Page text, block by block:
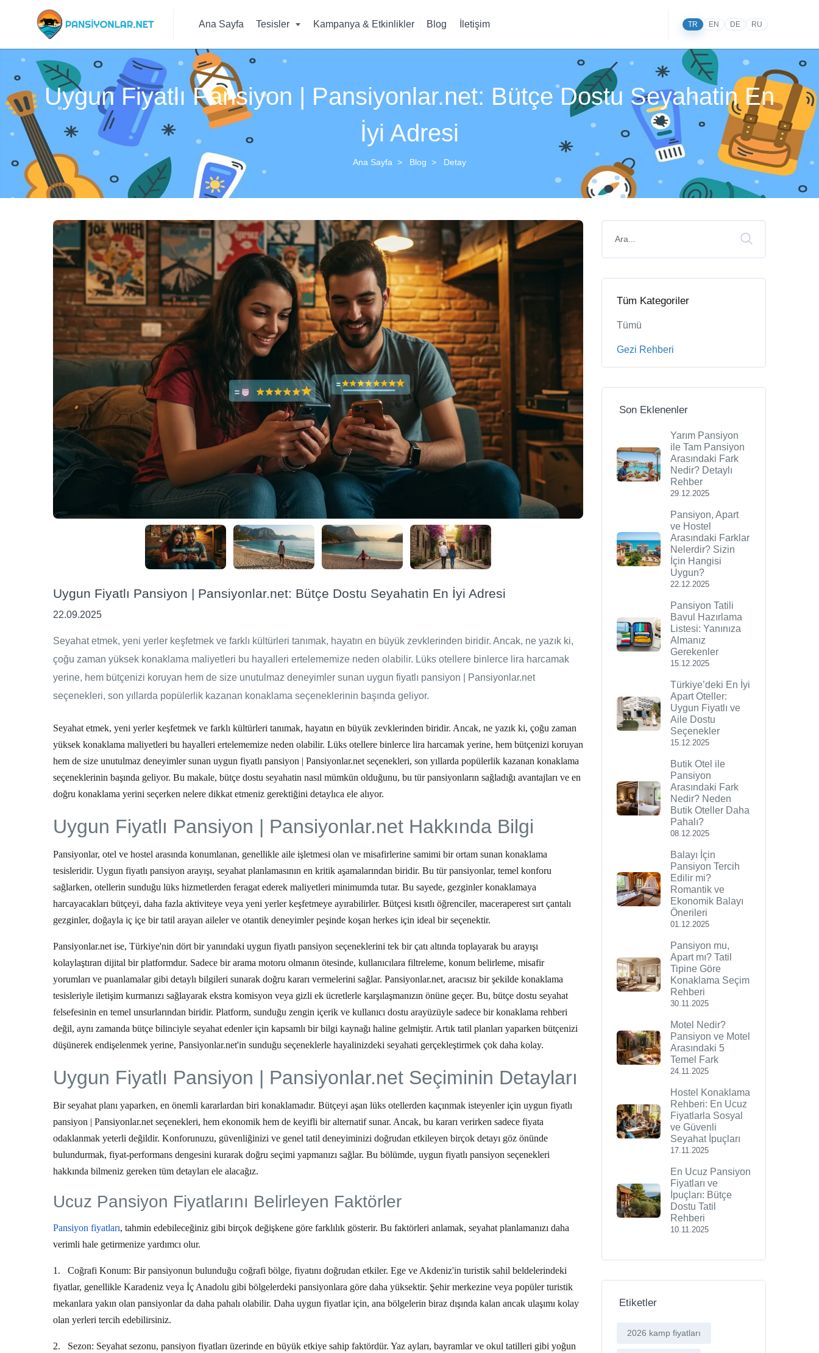
Ana Sayfa Tesisler Kampanya & Etkinlikler Blog İletişim TR EN DE RU
Uygun Fiyatlı Pansiyon | Pansiyonlar.net: Bütçe Dostu Seyahatin En
İyi Adresi
Ana Sayfa Blog Detay
Uygun Fiyatlı Pansiyon | Pansiyonlar.net: Bütçe Dostu Seyahatin En İyi Adresi
22.09.2025
Seyahat etmek, yeni yerler keşfetmek ve farklı kültürleri tanımak, hayatın en büyük zevklerinden biridir. Ancak, ne yazık ki,
çoğu zaman yüksek konaklama maliyetleri bu hayalleri ertelememize neden olabilir. Lüks otellere binlerce lira harcamak
yerine, hem bütçenizi koruyan hem de size unutulmaz deneyimler sunan uygun fiyatlı pansiyon | Pansiyonlar.net
seçenekleri, son yıllarda popülerlik kazanan konaklama seçeneklerinin başında geliyor.
Seyahat etmek, yeni yerler keşfetmek ve farklı kültürleri tanımak, hayatın en büyük zevklerinden biridir. Ancak, ne yazık ki, çoğu zaman
yüksek konaklama maliyetleri bu hayalleri ertelememize neden olabilir. Lüks otellere binlerce lira harcamak yerine, hem bütçenizi koruyan
hem de size unutulmaz deneyimler sunan uygun fiyatlı pansiyon | Pansiyonlar.net seçenekleri, son yıllarda popülerlik kazanan konaklama
seçeneklerinin başında geliyor. Bu makale, bütçe dostu seyahatin nasıl mümkün olduğunu, bu tür pansiyonların sağladığı avantajları ve en
doğru konaklama yerini seçerken nelere dikkat etmeniz gerektiğini detaylıca ele alıyor.
Uygun Fiyatlı Pansiyon | Pansiyonlar.net Hakkında Bilgi
Pansiyonlar, otel ve hostel arasında konumlanan, genellikle aile işletmesi olan ve misafirlerine samimi bir ortam sunan konaklama
tesisleridir. Uygun fiyatlı pansiyon arayışı, seyahat planlamasının en kritik aşamalarından biridir. Bu tür pansiyonlar, temel konforu
sağlarken, otellerin sunduğu lüks hizmetlerden feragat ederek maliyetleri minimumda tutar. Bu sayede, gezginler konaklamaya
harcayacakları bütçeyi, daha fazla aktiviteye veya yeni yerler keşfetmeye ayırabilirler. Bütçesi kısıtlı öğrenciler, maceraperest sırt çantalı
gezginler, doğayla iç içe bir tatil arayan aileler ve otantik deneyimler peşinde koşan herkes için ideal bir seçenektir.
Pansiyonlar.net ise, Türkiye'nin dört bir yanındaki uygun fiyatlı pansiyon seçeneklerini tek bir çatı altında toplayarak bu arayışı
kolaylaştıran dijital bir platformdur. Sadece bir arama motoru olmanın ötesinde, kullanıcılara filtreleme, konum belirleme, misafir
yorumları ve puanlamalar gibi detaylı bilgileri sunarak doğru kararı vermelerini sağlar. Pansiyonlar.net, aracısız bir şekilde konaklama
tesisleriyle iletişim kurmanızı sağlayarak ekstra komisyon veya gizli ek ücretlerle karşılaşmanızın önüne geçer. Bu, bütçe dostu seyahat
felsefesinin en temel unsurlarından biridir. Platform, sunduğu zengin içerik ve kullanıcı dostu arayüzüyle sadece bir konaklama rehberi
değil, aynı zamanda bütçe bilinciyle seyahat edenler için kapsamlı bir bilgi kaynağı haline gelmiştir. Artık tatil planları yaparken bütçenizi
düşünerek endişelenmek yerine, Pansiyonlar.net'in sunduğu seçeneklerle hayalinizdeki seyahati gerçekleştirmek çok daha kolay.
Uygun Fiyatlı Pansiyon | Pansiyonlar.net Seçiminin Detayları
Bir seyahat planı yaparken, en önemli kararlardan biri konaklamadır. Bütçeyi aşan lüks otellerden kaçınmak isteyenler için uygun fiyatlı
pansiyon | Pansiyonlar.net seçenekleri, hem ekonomik hem de keyifli bir alternatif sunar. Ancak, bu kararı verirken sadece fiyata
odaklanmak yeterli değildir. Konforunuzu, güvenliğinizi ve genel tatil deneyiminizi doğrudan etkileyen birçok detayı göz önünde
bulundurmak, fiyat-performans dengesini kurarak doğru seçimi yapmanızı sağlar. Bu bölümde, uygun fiyatlı pansiyon seçenekleri
hakkında bilmeniz gereken tüm detayları ele alacağız.
Ucuz Pansiyon Fiyatlarını Belirleyen Faktörler
Pansiyon fiyatları, tahmin edebileceğiniz gibi birçok değişkene göre farklılık gösterir. Bu faktörleri anlamak, seyahat planlamanızı daha
verimli hale getirmenize yardımcı olur.
1. Coğrafi Konum: Bir pansiyonun bulunduğu coğrafi bölge, fiyatını doğrudan etkiler. Ege ve Akdeniz'in turistik sahil beldelerindeki
fiyatlar, genellikle Karadeniz veya İç Anadolu gibi bölgelerdeki pansiyonlara göre daha yüksektir. Şehir merkezine veya popüler turistik
mekanlara yakın olan pansiyonlar da daha pahalı olabilir. Daha uygun fiyatlar için, ana bölgelerin biraz dışında kalan ancak ulaşımı kolay
olan yerleri tercih edebilirsiniz.
2. Sezon: Seyahat sezonu, pansiyon fiyatları üzerinde en büyük etkiye sahip faktördür. Yaz ayları, bayramlar ve okul tatilleri gibi yoğun
Tüm Kategoriler
Tümü
Gezi Rehberi
Son Eklenenler
Yarım Pansiyon
ile Tam Pansiyon
Arasındaki Fark
Nedir? Detaylı
Rehber
29.12.2025
Pansiyon, Apart
ve Hostel
Arasındaki Farklar
Nelerdir? Sizin
İçin Hangisi
Uygun?
22.12.2025
Pansiyon Tatili
Bavul Hazırlama
Listesi: Yanınıza
Almanız
Gerekenler
15.12.2025
Türkiye’deki En İyi
Apart Oteller:
Uygun Fiyatlı ve
Aile Dostu
Seçenekler
15.12.2025
Butik Otel ile
Pansiyon
Arasındaki Fark
Nedir? Neden
Butik Oteller Daha
Pahalı?
08.12.2025
Balayı İçin
Pansiyon Tercih
Edilir mi?
Romantik ve
Ekonomik Balayı
Önerileri
01.12.2025
Pansiyon mu,
Apart mı? Tatil
Tipine Göre
Konaklama Seçim
Rehberi
30.11.2025
Motel Nedir?
Pansiyon ve Motel
Arasındaki 5
Temel Fark
24.11.2025
Hostel Konaklama
Rehberi: En Ucuz
Fiyatlarla Sosyal
ve Güvenli
Seyahat İpuçları
17.11.2025
En Ucuz Pansiyon
Fiyatları ve
İpuçları: Bütçe
Dostu Tatil
Rehberi
10.11.2025
Etiketler
2026 kamp fiyatları